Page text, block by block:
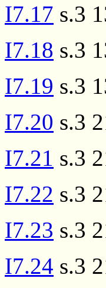
I7.17 s.3
I7.18 s.3
I7.19 s.3
I7.20 s.3
I7.21 s.3
I7.22 s.3
I7.23 s.3
I7.24 s.3